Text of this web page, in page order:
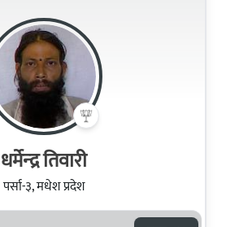
धर्मेन्‍द्र तिवारी
पर्सा-३, मधेश प्रदेश